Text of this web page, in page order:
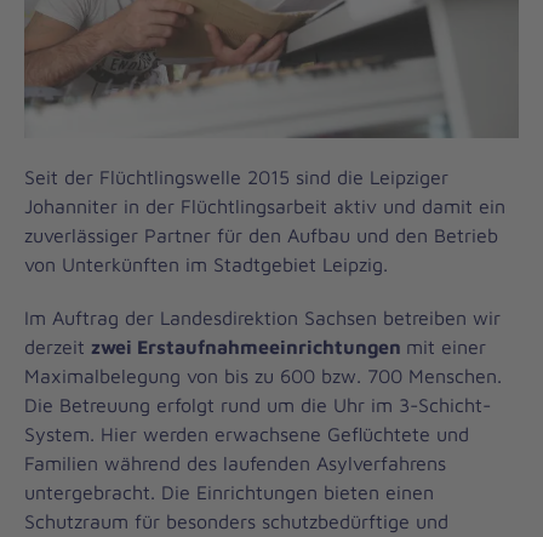
Seit der Flüchtlingswelle 2015 sind die Leipziger
Johanniter in der Flüchtlingsarbeit aktiv und damit ein
zuverlässiger Partner für den Aufbau und den Betrieb
von Unterkünften im Stadtgebiet Leipzig.
Im Auftrag der Landesdirektion Sachsen betreiben wir
derzeit zwei Erstaufnahmeeinrichtungen mit einer
Maximalbelegung von bis zu 600 bzw. 700 Menschen.
Die Betreuung erfolgt rund um die Uhr im 3-Schicht-
System. Hier werden erwachsene Geflüchtete und
Familien während des laufenden Asylverfahrens
untergebracht. Die Einrichtungen bieten einen
Schutzraum für besonders schutzbedürftige und